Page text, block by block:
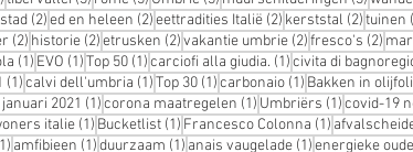
(2)2 posts
ed en heleen (2)2 posts
eettradities Italië (2) 2 posts
kerststal (2)2 posts
tuinen
(2) 2 posts
historie (2)2 posts
etrusken (2)2 posts
vakantie umbrie (2)2 posts
fresco's (2) 2
(1) 1 post
EVO (1)1 post
Top 50 (1)1 post
carciofi alla giudia. (1)1 post
civita di
(1)1 post
calvi dell'umbria (1)1 post
Top 30 (1)1 post
carbonaio (1) 1 post
Bakken in
2021 (1)1 post
corona maatregelen (1) 1 post
Umbriërs (1)1 post
covid-19
italie (1) 1 post
Bucketlist (1) 1 post
Francesco Colonna (1) 1 post
1 post
amfibieen (1)1 post
duurzaam (1) 1 post
anais vaugelade (1)1 post
energieke